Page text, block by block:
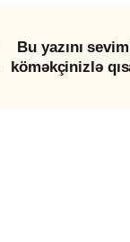
Bu yazını
köməkçinizlə